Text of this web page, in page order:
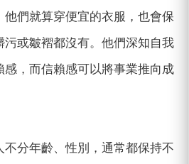
們就算穿便宜的衣服，也會保
或皺褶都沒有。他們深知自我
，而信賴感可以將事業推向成
分年齡、性別，通常都保持不